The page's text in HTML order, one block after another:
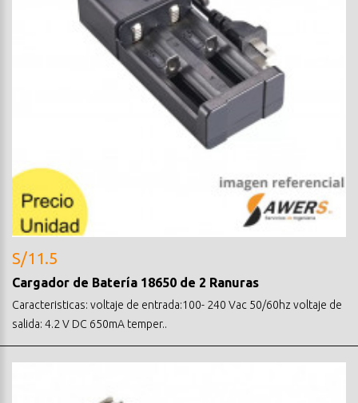
S/11.5
Cargador de Batería 18650 de 2 Ranuras
Caracteristicas: voltaje de entrada:100- 240 Vac 50/60hz voltaje de
salida: 4.2 V DC 650mA temper..